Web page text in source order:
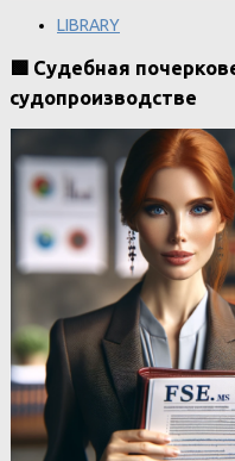
LIBRARY
🟩 Судебная
судопроизводстве